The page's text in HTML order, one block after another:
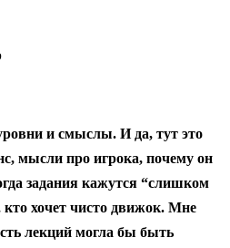
и смыслы. И да, тут это
мысли про игрока, почему он
задания кажутся “слишком
хочет чисто движок. Мне
лекций могла бы быть